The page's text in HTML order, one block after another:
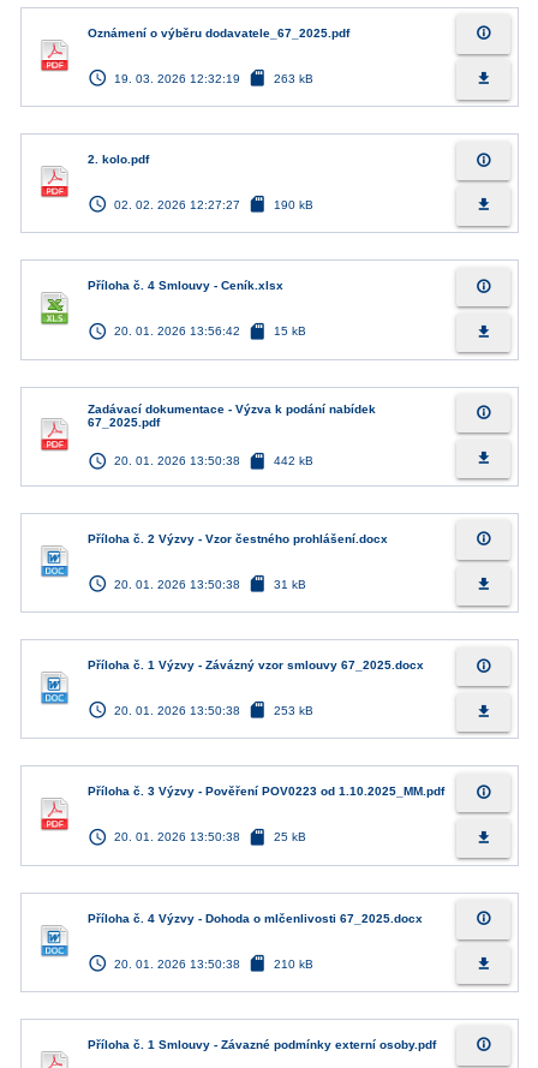
Oznámení o výběru dodavatele_67_2025.pdf
access_time 19. 03. 2026 12:32:19 sd_card 263 kB
info_outline
file_download
2. kolo.pdf
access_time 02. 02. 2026 12:27:27 sd_card 190 kB
info_outline
file_download
Příloha č. 4 Smlouvy - Ceník.xlsx
access_time 20. 01. 2026 13:56:42 sd_card 15 kB
info_outline
file_download
Zadávací dokumentace - Výzva k podání nabídek
67_2025.pdf
access_time 20. 01. 2026 13:50:38 sd_card 442 kB
info_outline
file_download
Příloha č. 2 Výzvy - Vzor čestného prohlášení.docx
access_time 20. 01. 2026 13:50:38 sd_card 31 kB
info_outline
file_download
Příloha č. 1 Výzvy - Závázný vzor smlouvy 67_2025.docx
access_time 20. 01. 2026 13:50:38 sd_card 253 kB
info_outline
file_download
Příloha č. 3 Výzvy - Pověření POV0223 od 1.10.2025_MM.pdf
access_time 20. 01. 2026 13:50:38 sd_card 25 kB
info_outline
file_download
Příloha č. 4 Výzvy - Dohoda o mlčenlivosti 67_2025.docx
access_time 20. 01. 2026 13:50:38 sd_card 210 kB
info_outline
file_download
Příloha č. 1 Smlouvy - Závazné podmínky externí osoby.pdf info_outline